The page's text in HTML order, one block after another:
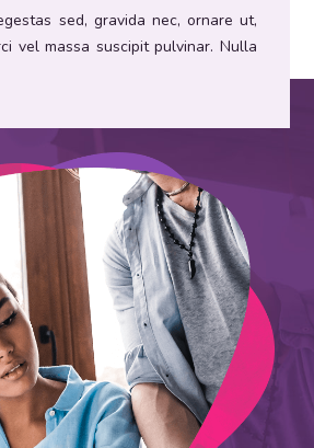
sed, gravida nec, ornare ut,
vel massa suscipit pulvinar. Nulla